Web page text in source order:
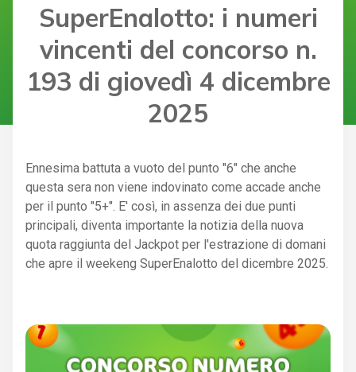
SuperEnalotto: i numeri
vincenti del concorso n.
193 di giovedì 4 dicembre
2025
Ennesima battuta a vuoto del punto "6" che anche
questa sera non viene indovinato come accade anche
per il punto "5+". E' così, in assenza dei due punti
principali, diventa importante la notizia della nuova
quota raggiunta del Jackpot per l'estrazione di domani
che apre il weekeng SuperEnalotto del dicembre 2025.